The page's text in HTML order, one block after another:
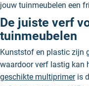
jouw tuinmeubelen een
De juiste verf
tuinmeubelen
Kunststof en plastic zijn
waardoor verf lastig kan
geschikte multiprimeris